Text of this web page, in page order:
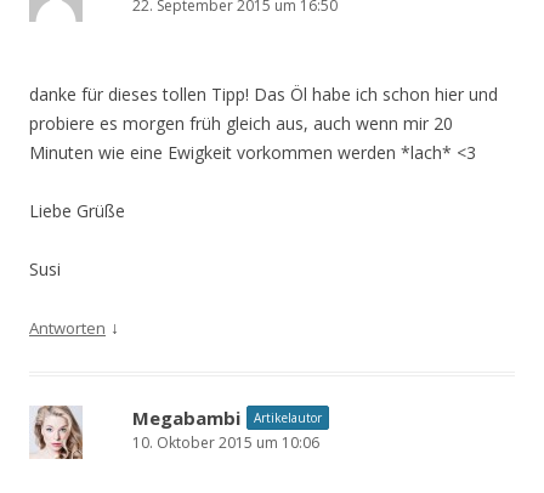
22. September 2015 um 16:50
danke für dieses tollen Tipp! Das Öl habe ich schon hier und
probiere es morgen früh gleich aus, auch wenn mir 20
Minuten wie eine Ewigkeit vorkommen werden *lach* <3
Liebe Grüße
Susi
Antworten ↓
Megabambi Artikelautor
10. Oktober 2015 um 10:06